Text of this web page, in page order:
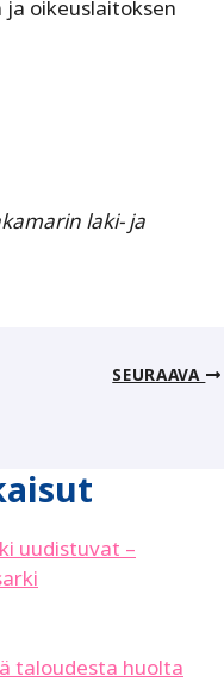
ja oikeuslaitoksen
laki- ja
SEURAAVA
uudistuvat –
taloudesta huolta